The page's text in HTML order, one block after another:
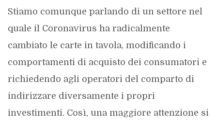
Stiamo comunque parlando di un settore nel
quale il Coronavirus ha radicalmente
cambiato le carte in tavola, modificando i
comportamenti di acquisto dei consumatori e
richiedendo agli operatori del comparto di
indirizzare diversamente i propri
investimenti. Così, una maggiore attenzione si